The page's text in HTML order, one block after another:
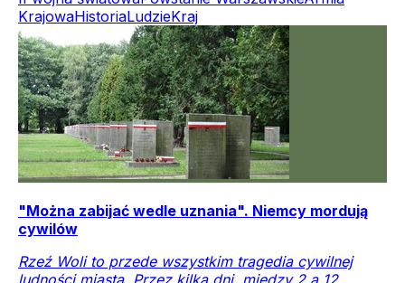
KrajowaHistoriaLudzieKraj
"Można zabijać wedle uznania". Niemcy mordują
cywilów
Rzeź Woli to przede wszystkim tragedia cywilnej